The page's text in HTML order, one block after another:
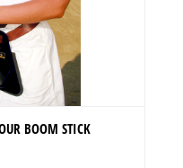
BOOM STICK